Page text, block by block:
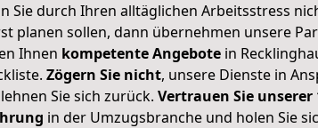
Sie durch Ihren alltäglichen Arbeitsstress
planen sollen, dann übernehmen unsere
Ihnen kompetente Angebote in
Zögern Sie nicht, unsere Dienste in
Sie sich zurück. Vertrauen Sie unserer
in der Umzugsbranche und holen Sie